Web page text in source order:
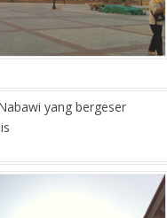
yang bergeser